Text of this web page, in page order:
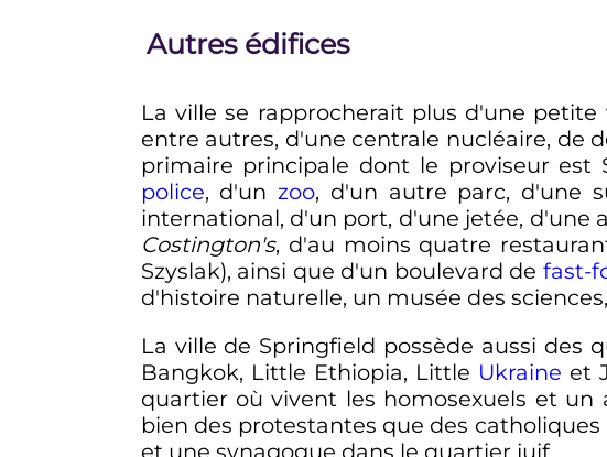
Autres édifices
La ville se rapprocherait plus d'une
entre autres, d'une centrale nucléaire, de
primaire principale dont le proviseur est
police, d'unzoo, d'un autre parc, d'une
international, d'un port, d'une jetée, d'une
Costington's, d'au moins quatre
Szyslak), ainsi que d'un boulevard de fast-
d'histoire naturelle, un musée des
La ville de Springfield possède aussi des
Bangkok, Little Ethiopia, Little Ukraine et
quartier où vivent les homosexuels et un
bien des protestantes que des catholiques
et une synagogue dans le quartier juif.